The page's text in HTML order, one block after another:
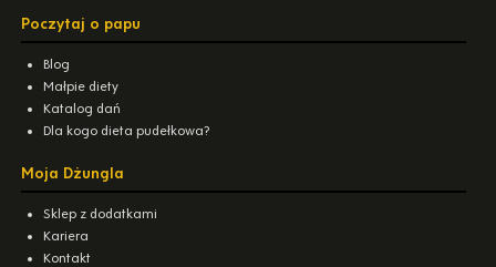
Poczytaj o papu
Blog
Małpie diety
Katalog dań
Dla kogo dieta pudełkowa?
Moja Dżungla
Sklep z dodatkami
Kariera
Kontakt